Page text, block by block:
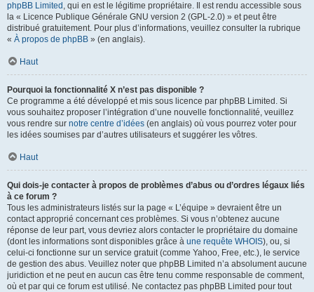
phpBB Limited , qui en est le légitime propriétaire. Il est rendu accessible sous
la « Licence Publique Générale GNU version 2 (GPL-2.0) » et peut être
distribué gratuitement. Pour plus d’informations, veuillez consulter la rubrique
« À propos de phpBB » (en anglais).
Haut
Pourquoi la fonctionnalité X n’est pas disponible ?
Ce programme a été développé et mis sous licence par phpBB Limited. Si
vous souhaitez proposer l’intégration d’une nouvelle fonctionnalité, veuillez
vous rendre sur notre centre d’idées (en anglais) où vous pourrez voter pour
les idées soumises par d’autres utilisateurs et suggérer les vôtres.
Haut
Qui dois-je contacter à propos de problèmes d’abus ou d’ordres légaux liés
à ce forum ?
Tous les administrateurs listés sur la page « L’équipe » devraient être un
contact approprié concernant ces problèmes. Si vous n’obtenez aucune
réponse de leur part, vous devriez alors contacter le propriétaire du domaine
(dont les informations sont disponibles grâce à une requête WHOIS), ou, si
celui-ci fonctionne sur un service gratuit (comme Yahoo, Free, etc.), le service
de gestion des abus. Veuillez noter que phpBB Limited n’a absolument aucune
juridiction et ne peut en aucun cas être tenu comme responsable de comment,
où et par qui ce forum est utilisé. Ne contactez pas phpBB Limited pour tout